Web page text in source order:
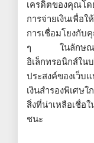
เครดิตของคุณโ
การจ่ายเงินเพื่อ
การเชื่อมโยงกั
ๆ ในลักษณะเดี
อิเล็กทรอนิกส์ใ
ประสงค์ของเว็บ
เงินสำรองพิเศษ
สิ่งที่น่าเหลือเชื่อ
ชนะ